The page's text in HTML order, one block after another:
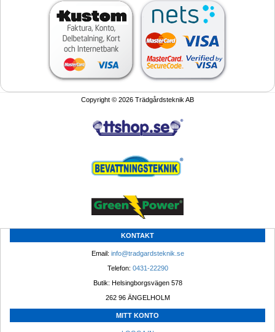
Copyright © 2026 Trädgårdsteknik AB
KONTAKT
Email: info@tradgardsteknik.se
Telefon: 0431-22290
Butik: Helsingborgsvägen 578
262 96 ÄNGELHOLM
MITT KONTO